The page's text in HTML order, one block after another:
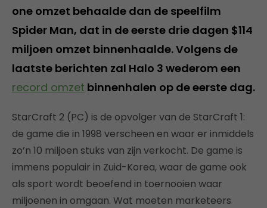
one omzet behaalde dan de speelfilm
Spider Man, dat in de eerste drie dagen $114
miljoen omzet binnenhaalde. Volgens de
laatste berichten zal Halo 3 wederom een
record omzet binnenhalen op de eerste dag.
StarCraft 2 (PC) is de opvolger van de StarCraft 1:
de game die in 1998 verscheen en waar er inmiddels
zo’n 10 miljoen stuks van zijn verkocht. De game is
immens populair in Zuid-Korea, waar de game ook
als sport wordt beoefend in toernooien waar
miljoenen in omgaan. Wat moeten marketeers